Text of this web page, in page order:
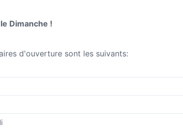
Dimanche !
d'ouverture sont les suivants: